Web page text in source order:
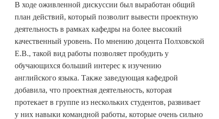
В ходе оживленной дискуссии был выработан общий
план действий, который позволит вывести проектную
деятельность в рамках кафедры на более высокий
качественный уровень. По мнению доцента Полховской
Е.В., такой вид работы позволяет пробудить у
обучающихся больший интерес к изучению
английского языка. Также заведующая кафедрой
добавила, что проектная деятельность, которая
протекает в группе из нескольких студентов, развивает
у них навыки командной работы, которые очень сильно